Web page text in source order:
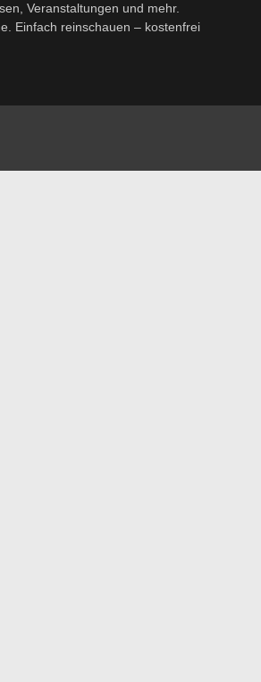
Veranstaltungen und mehr.
Einfach reinschauen – kostenfrei